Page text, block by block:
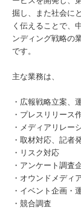
掘し、また社会に
く伝えることで、
ンディング戦略の
です。
主な業務は、
・広報戦略立案、
・プレスリリース
・メディアリレー
・取材対応、記者
・リスク対応
・アンケート調査
・オウンドメディ
・イベント企画・
・競合調査